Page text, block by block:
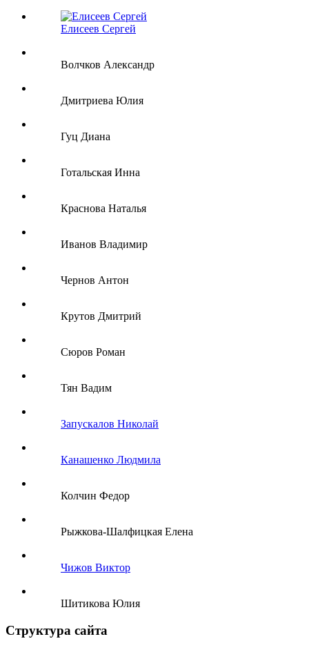
Елисеев Сергей
Волчков Александр
Дмитриева Юлия
Гуц Диана
Готальская Инна
Краснова Наталья
Иванов Владимир
Чернов Антон
Крутов Дмитрий
Сюров Роман
Тян Вадим
Запускалов Николай
Канашенко Людмила
Колчин Федор
Рыжкова-Шалфицкая Елена
Чижов Виктор
Шитикова Юлия
Структура сайта